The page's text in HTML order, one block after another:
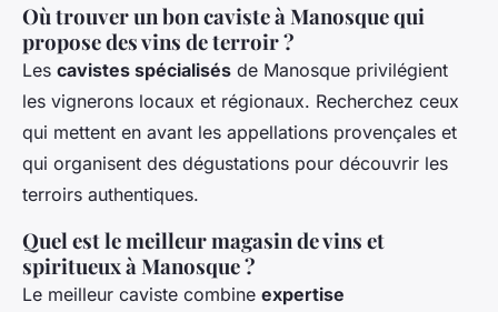
Où trouver un bon caviste à Manosque qui
propose des vins de terroir ?
Les cavistes spécialisés de Manosque privilégient
les vignerons locaux et régionaux. Recherchez ceux
qui mettent en avant les appellations provençales et
qui organisent des dégustations pour découvrir les
terroirs authentiques.
Quel est le meilleur magasin de vins et
spiritueux à Manosque ?
Le meilleur caviste combine expertise